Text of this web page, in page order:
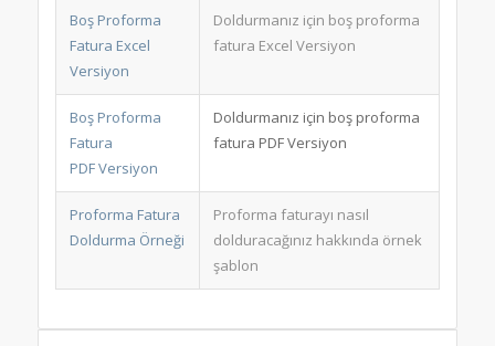
Boş Proforma
Fatura Excel
Versiyon
Doldurmanız için boş proforma
fatura Excel Versiyon
Boş Proforma
Fatura
PDF Versiyon
Doldurmanız için boş proforma
fatura PDF Versiyon
Proforma Fatura
Doldurma Örneği
Proforma faturayı nasıl
dolduracağınız hakkında örnek
şablon